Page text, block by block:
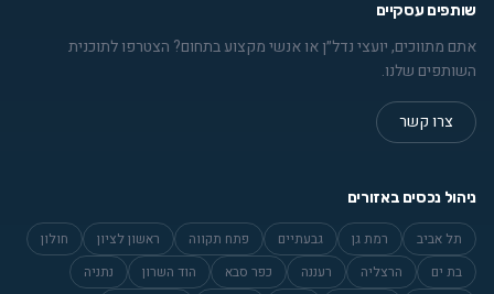
גודל טקסט 0
שותפים עסקיים
אתם מתווכים, יועצי נדל״ן או אנשי מקצוע בתחום? הצטרפו לתוכנית
השותפים שלנו.
צרו קשר
ניהול נכסים באזורים
תל אביב רמת גן גבעתיים פתח תקווה ראשון לציון
חולון
בת ים
הרצליה רעננה כפר סבא הוד השרון
נתניה